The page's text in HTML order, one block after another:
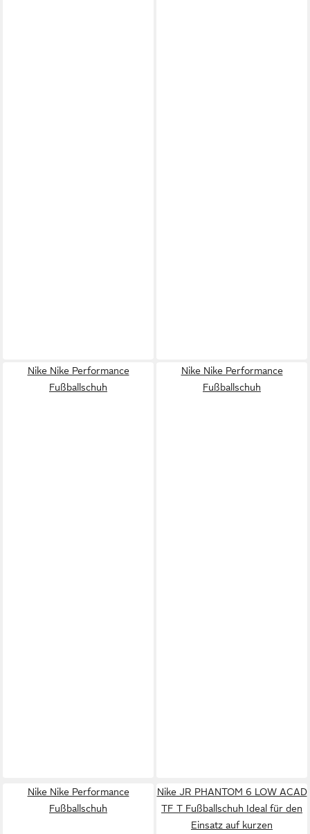
Nike Nike Performance
Fußballschuh
Nike Nike Performance
Fußballschuh
Nike Nike Performance
Fußballschuh
Nike JR PHANTOM 6 LOW ACAD
TF T Fußballschuh Ideal für den
Einsatz auf kurzen